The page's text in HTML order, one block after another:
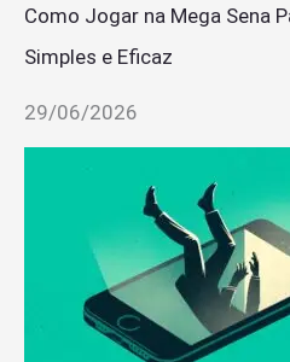
Como Jogar na Mega Sena
Simples e Eficaz
29/06/2026